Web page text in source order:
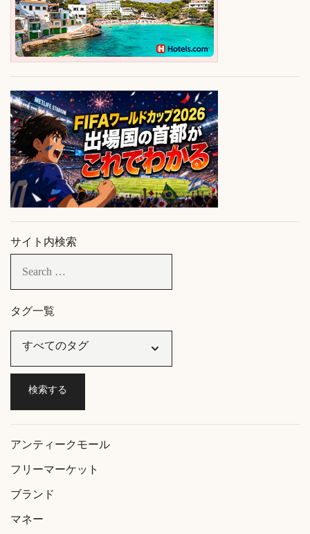
サイト内検索
タグ一覧
アンティークモール
フリーマーケット
ブランド
マネー